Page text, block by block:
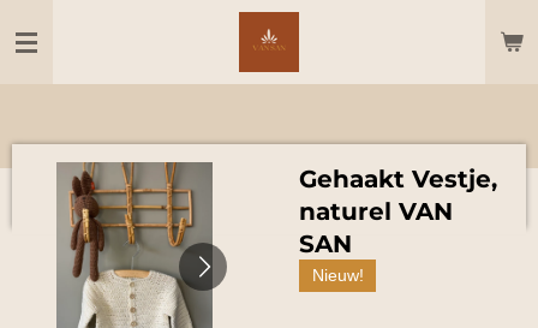
direct
Gehaakt Vestje,
naturel VAN
SAN
Nieuw!